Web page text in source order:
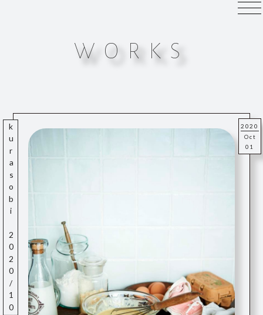
WORKS
2020
Oct
01
kurasobi 2020/10